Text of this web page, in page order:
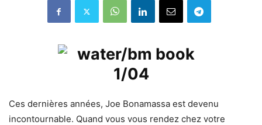
Ces dernières années, Joe Bonamassa est devenu
incontournable. Quand vous vous rendez chez votre